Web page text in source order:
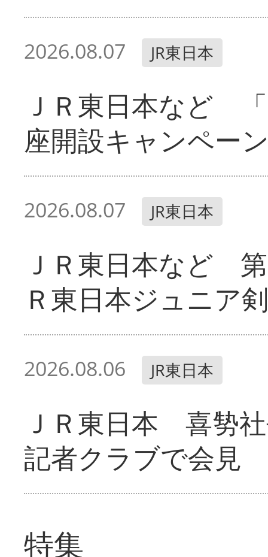
2026.08.07 JR東日本
ＪＲ東日本など
座開設キャンペー
2026.08.07 JR東日本
ＪＲ東日本など
Ｒ東日本ジュニア
2026.08.06 JR東日本
ＪＲ東日本 喜㔟
記者クラブで会見
特集